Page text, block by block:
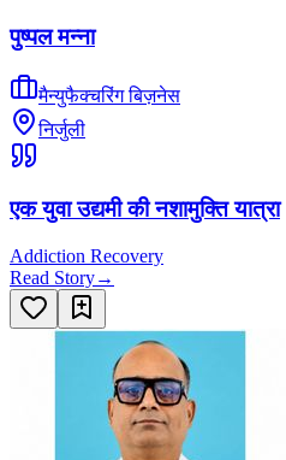
पुष्पल मन्ना
मैन्युफैक्चरिंग बिज़नेस
निर्जुली
एक युवा उद्यमी की नशामुक्ति यात्रा
Addiction Recovery
Read Story→